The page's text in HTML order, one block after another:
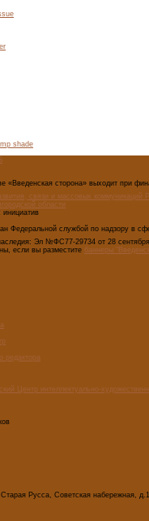
shade
«Введенская сторона» выходит при
связи и массовых коммуникаций
области
инициатив
Федеральной службой по надзору в
Эл №ФС77-29734 от 28 сентября
если вы разместите баннеры
редактора
Центр интеллектуально-
Русса, Советская набережная,